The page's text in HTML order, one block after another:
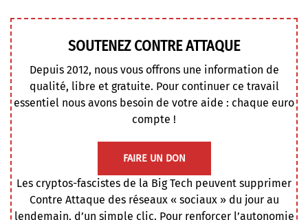
SOUTENEZ CONTRE ATTAQUE
Depuis 2012, nous vous offrons une information de
qualité, libre et gratuite. Pour continuer ce travail
essentiel nous avons besoin de votre aide : chaque euro
compte !
FAIRE UN DON
Les cryptos-fascistes de la Big Tech peuvent supprimer
Contre Attaque des réseaux « sociaux » du jour au
lendemain, d’un simple clic. Pour renforcer l’autonomie